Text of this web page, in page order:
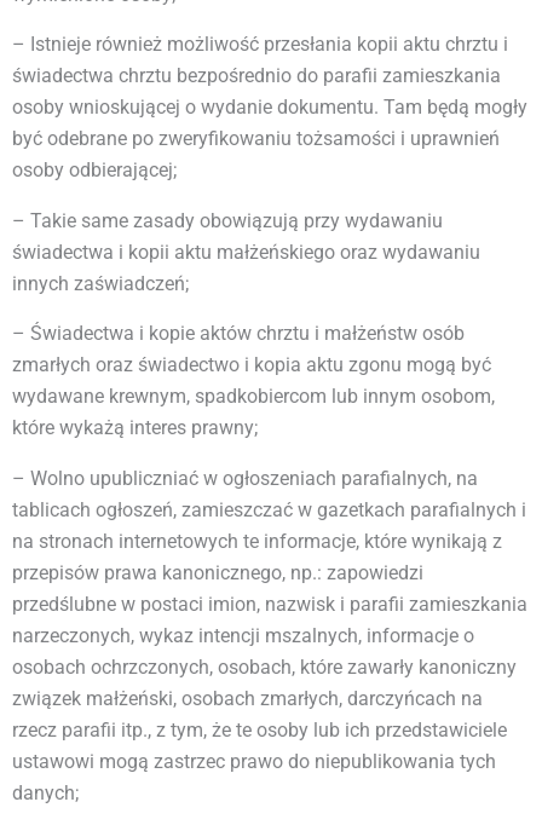
– Istnieje również możliwość przesłania kopii aktu chrztu i
świadectwa chrztu bezpośrednio do parafii zamieszkania
osoby wnioskującej o wydanie dokumentu. Tam będą mogły
być odebrane po zweryfikowaniu tożsamości i uprawnień
osoby odbierającej;
– Takie same zasady obowiązują przy wydawaniu
świadectwa i kopii aktu małżeńskiego oraz wydawaniu
innych zaświadczeń;
– Świadectwa i kopie aktów chrztu i małżeństw osób
zmarłych oraz świadectwo i kopia aktu zgonu mogą być
wydawane krewnym, spadkobiercom lub innym osobom,
które wykażą interes prawny;
– Wolno upubliczniać w ogłoszeniach parafialnych, na
tablicach ogłoszeń, zamieszczać w gazetkach parafialnych i
na stronach internetowych te informacje, które wynikają z
przepisów prawa kanonicznego, np.: zapowiedzi
przedślubne w postaci imion, nazwisk i parafii zamieszkania
narzeczonych, wykaz intencji mszalnych, informacje o
osobach ochrzczonych, osobach, które zawarły kanoniczny
związek małżeński, osobach zmarłych, darczyńcach na
rzecz parafii itp., z tym, że te osoby lub ich przedstawiciele
ustawowi mogą zastrzec prawo do niepublikowania tych
danych;